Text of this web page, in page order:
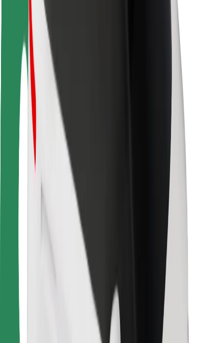
Veiligheid voor passagiers
Veiligheid voor chauffeurs
Veiligheid E-steps
Safety Lab
Steden
Locaties
Stadsoplossingen
Luchthavens
Bolt Laadstations
Support
Voor passagiers
Voor chauffeurs
Voor bezorgers
Voor fleet owners
Voor restaurants
Bolt for Business